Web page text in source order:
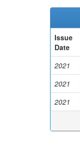
Issue
Date
2021
2021
2021